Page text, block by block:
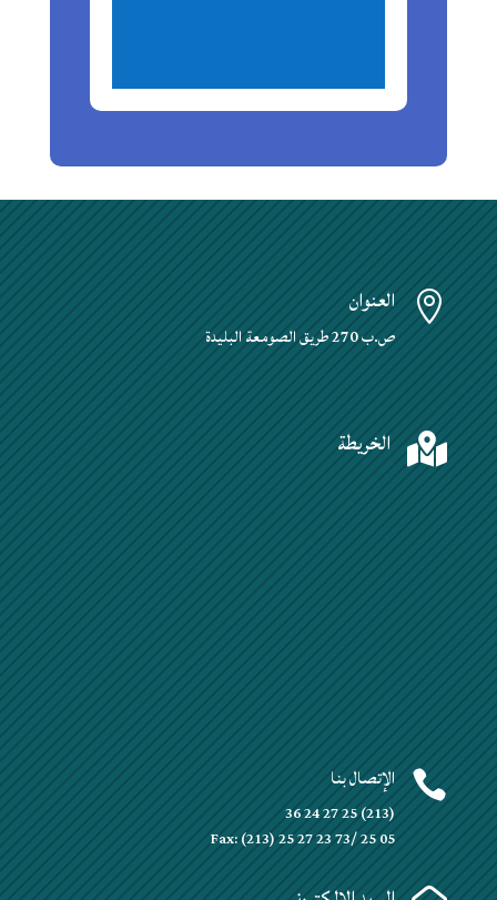
 العنوان
ص.ب 270 طريق الصومعة البليدة
 الخريطة
 الإتصال بنا
(213) 25 27 24 36
Fax: (213) 25 27 23 73/ 25 05